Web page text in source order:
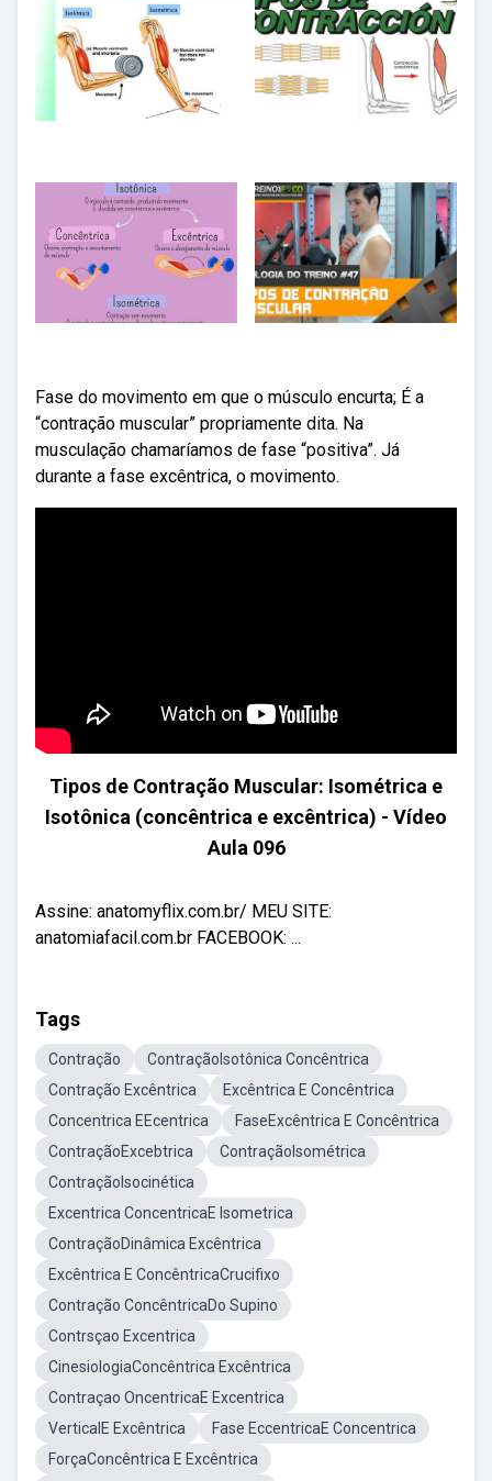
Fase do movimento em que o músculo encurta; É a
“contração muscular” propriamente dita. Na
musculação chamaríamos de fase “positiva”. Já
durante a fase excêntrica, o movimento.
Tipos de Contração Muscular: Isométrica e
Isotônica (concêntrica e excêntrica) - Vídeo
Aula 096
Assine: anatomyflix.com.br/ MEU SITE:
anatomiafacil.com.br FACEBOOK: ...
Tags
Contração
ContraçãoIsotônica Concêntrica
Contração Excêntrica
Excêntrica E Concêntrica
Concentrica EEcentrica
FaseExcêntrica E Concêntrica
ContraçãoExcebtrica
ContraçãoIsométrica
ContraçãoIsocinética
Excentrica ConcentricaE Isometrica
ContraçãoDinâmica Excêntrica
Excêntrica E ConcêntricaCrucifixo
Contração ConcêntricaDo Supino
Contrsçao Excentrica
CinesiologiaConcêntrica Excêntrica
Contraçao OncentricaE Excentrica
VerticalE Excêntrica
Fase EccentricaE Concentrica
ForçaConcêntrica E Excêntrica